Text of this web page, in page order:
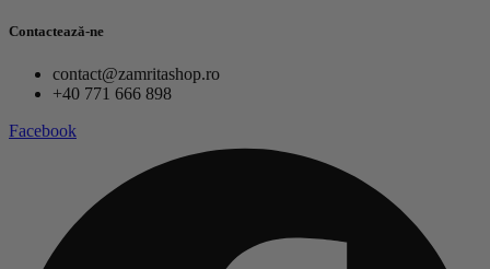
Contactează-ne
contact@zamritashop.ro
+40 771 666 898
Facebook